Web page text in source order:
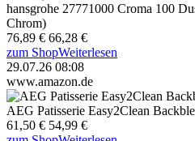
hansgrohe 27771000 Croma 100
Chrom)
76,89 € 66,28 €
zum ShopWeiterlesen
29.07.26 08:08
www.amazon.de
AEG Patisserie Easy2Clean
61,50 € 54,99 €